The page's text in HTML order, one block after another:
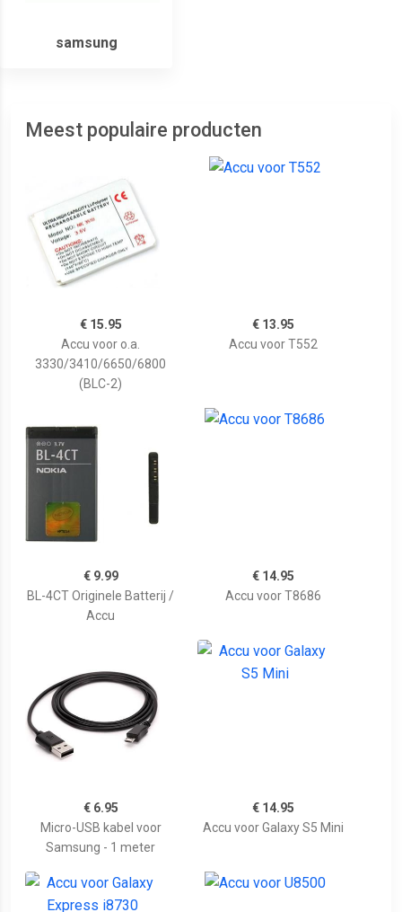
samsung
Meest populaire producten
€ 15.95
Accu voor o.a.
3330/3410/6650/6800
(BLC-2)
€ 13.95
Accu voor T552
€ 9.99
BL-4CT Originele Batterij /
Accu
€ 14.95
Accu voor T8686
€ 6.95
Micro-USB kabel voor
Samsung - 1 meter
€ 14.95
Accu voor Galaxy S5 Mini